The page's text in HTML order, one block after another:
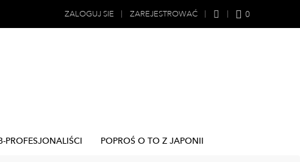
ZALOGUJ SIE ZAREJESTROWAĆ 0
PROFESJONALIŚCI POPROŚ O TO Z JAPONII